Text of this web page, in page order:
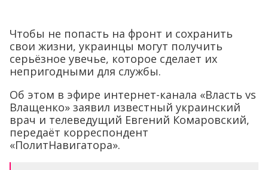
Чтобы не попасть на фронт и сохранить
свои жизни, украинцы могут получить
серьёзное увечье, которое сделает их
непригодными для службы.
Об этом в эфире интернет-канала «Власть vs
Влащенко» заявил известный украинский
врач и телеведущий Евгений Комаровский,
передаёт корреспондент
«ПолитНавигатора».